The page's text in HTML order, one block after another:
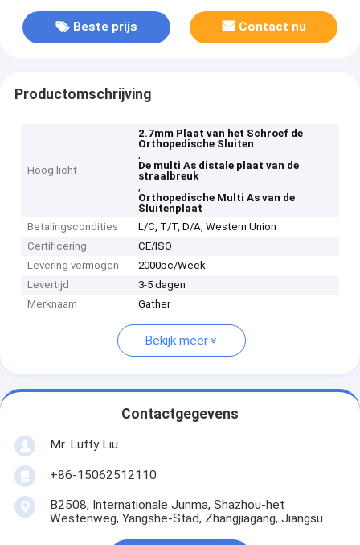
Beste prijs Contact nu
Productomschrijving
Hoog licht
2.7mm Plaat van het Schroef de
Orthopedische Sluiten
,
De multi As distale plaat van de
straalbreuk
,
Orthopedische Multi As van de
Sluitenplaat
Betalingscondities
L/C, T/T, D/A, Western Union
Certificering
CE/ISO
Levering vermogen
2000pc/Week
Levertijd
3-5 dagen
Merknaam
Gather
Bekijk meer
Contactgegevens
Mr. Luffy Liu
+86-15062512110
B2508, Internationale Junma, Shazhou-het
Westenweg, Yangshe-Stad, Zhangjiagang, Jiangsu